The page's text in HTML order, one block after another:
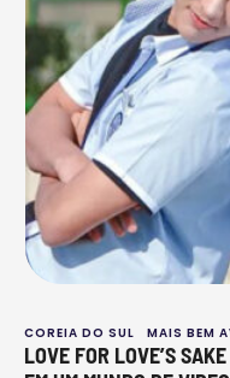
COREIA DO SUL MAIS BEM
LOVE FOR LOVE’S